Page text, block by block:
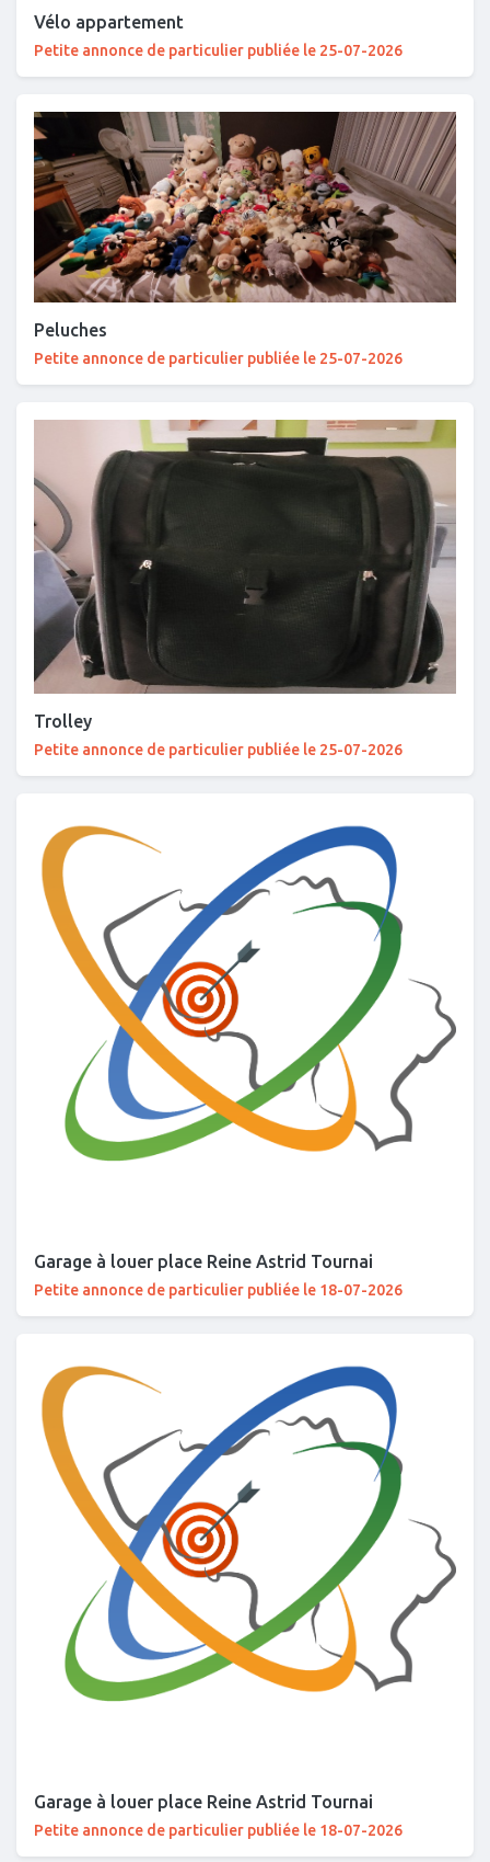
Vélo appartement
Petite annonce de particulier publiée le 25-07-2026
Peluches
Petite annonce de particulier publiée le 25-07-2026
Trolley
Petite annonce de particulier publiée le 25-07-2026
Garage à louer place Reine Astrid Tournai
Petite annonce de particulier publiée le 18-07-2026
Garage à louer place Reine Astrid Tournai
Petite annonce de particulier publiée le 18-07-2026